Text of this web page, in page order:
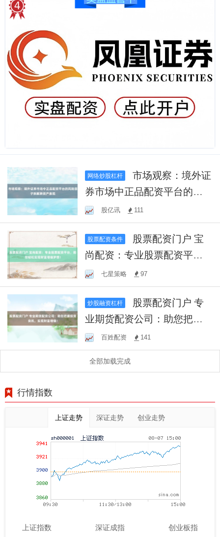
网络炒股杠杆
市场观察：境外证
券市场中正品配资平台的风
险因子拆解跨资产表现
股亿讯 111
股票配资条件
尚配资：专业股票配资平
台，助您轻松实现财富增值
梦想！
七星策略 97
炒股融资杠杆
业期货配资公司：助您把握
投资良机，实现财富增值！
百姓配资 141
全部加载完成
行情指数
上证走势 深证走势 创业走势
上证指数 深证成指 创业板指